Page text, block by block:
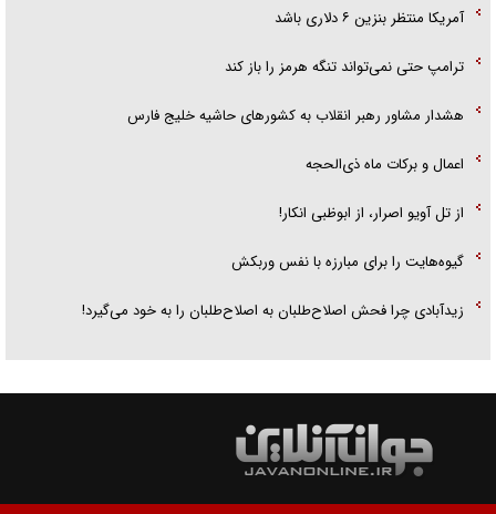
آمریکا منتظر بنزین ۶ دلاری باشد
ترامپ حتی نمی‌تواند تنگه هرمز را باز کند
هشدار مشاور رهبر انقلاب به کشور‌های حاشیه خلیج فارس
اعمال و برکات ماه ذی‌الحجه
از تل آویو اصرار، از ابوظبی انکار!
گیوه‌هایت را برای مبارزه با نفس وربکش
زیدآبادی چرا فحش اصلاح‌طلبان به اصلاح‌طلبان را به خود می‌گیرد!